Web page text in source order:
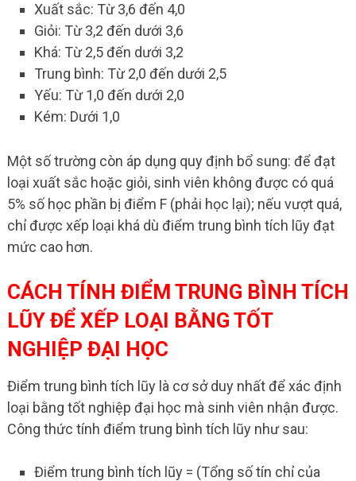
Xuất sắc: Từ 3,6 đến 4,0
Giỏi: Từ 3,2 đến dưới 3,6
Khá: Từ 2,5 đến dưới 3,2
Trung bình: Từ 2,0 đến dưới 2,5
Yếu: Từ 1,0 đến dưới 2,0
Kém: Dưới 1,0
Một số trường còn áp dụng quy định bổ sung: để đạt
loại xuất sắc hoặc giỏi, sinh viên không được có quá
5% số học phần bị điểm F (phải học lại); nếu vượt quá,
chỉ được xếp loại khá dù điểm trung bình tích lũy đạt
mức cao hơn.
CÁCH TÍNH ĐIỂM TRUNG BÌNH TÍCH
LŨY ĐỂ XẾP LOẠI BẰNG TỐT
NGHIỆP ĐẠI HỌC
Điểm trung bình tích lũy là cơ sở duy nhất để xác định
loại bằng tốt nghiệp đại học mà sinh viên nhận được.
Công thức tính điểm trung bình tích lũy như sau:
Điểm trung bình tích lũy = (Tổng số tín chỉ của